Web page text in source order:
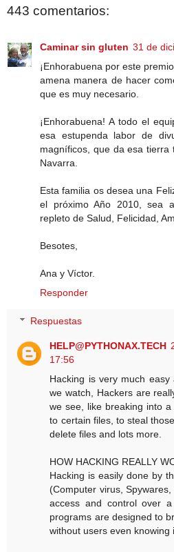
443 comentarios:
Caminar sin gluten 31 de
¡Enhorabuena por este
amena manera de hacer
que es muy necesario.
¡Enhorabuena! A todo el
esa estupenda labor de
magníficos, que da esa
Navarra.
Esta familia os desea una
el próximo Año 2010, sea
repleto de Salud, Felicidad,
Besotes,
Ana y Víctor.
Responder
Respuestas
HELP@PYTHONAX.TECH
17:56
Hacking is very much
we watch, Hackers are
we see, like breaking into
to certain files, to steal
delete files and lots more.
HOW HACKING REALLY
Hacking is easily done by
(Computer virus,
access and control over
programs are designed to
without users even knowing